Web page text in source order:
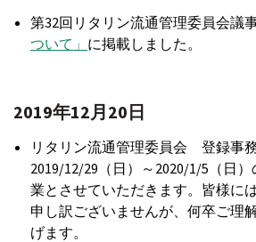
第32回リタリン流通管理委員会議
ついて」 に掲載しました。
2019年12月20日
リタリン流通管理委員会 登録事
2019/12/29（日）～2020/1/5（日
業とさせていただきます。皆様に
申し訳ございませんが、何卒ご理
げます。